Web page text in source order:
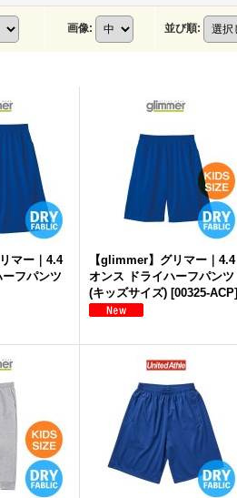
画像: 並び順:
マー｜4.4
フパンツ
【glimmer】グリマー｜4.4
オンス ドライハーフパンツ
(キッズサイズ) [00325-ACP]